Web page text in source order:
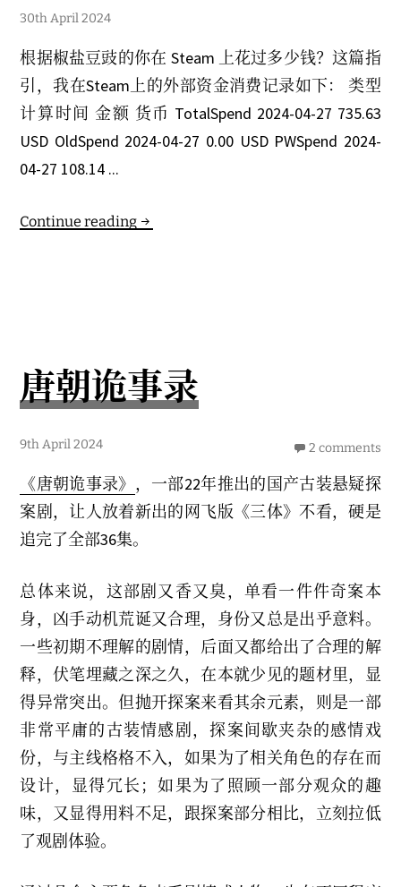
30th April 2024
根据椒盐豆豉的你在 Steam 上花过多少钱？这篇指
引，我在Steam上的外部资金消费记录如下： 类型
计算时间 金额 货币 TotalSpend 2024-04-27 735.63
USD OldSpend 2024-04-27 0.00 USD PWSpend 2024-
04-27 108.14 ...
Continue reading
唐朝诡事录
9th April 2024 2 comments
《唐朝诡事录》 ，一部22年推出的国产古装悬疑探
案剧，让人放着新出的网飞版《三体》不看，硬是
追完了全部36集。
总体来说，这部剧又香又臭，单看一件件奇案本
身，凶手动机荒诞又合理，身份又总是出乎意料。
一些初期不理解的剧情，后面又都给出了合理的解
释，伏笔埋藏之深之久，在本就少见的题材里，显
得异常突出。但抛开探案来看其余元素，则是一部
非常平庸的古装情感剧，探案间歇夹杂的感情戏
份，与主线格格不入，如果为了相关角色的存在而
设计，显得冗长；如果为了照顾一部分观众的趣
味，又显得用料不足，跟探案部分相比，立刻拉低
了观剧体验。